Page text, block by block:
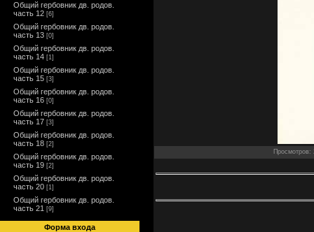
Общий гербовник дв. родов.
часть 12 [6]
Общий гербовник дв. родов.
часть 13 [0]
Общий гербовник дв. родов.
часть 14 [1]
Общий гербовник дв. родов.
часть 15 [3]
Общий гербовник дв. родов.
часть 16 [0]
Общий гербовник дв. родов.
часть 17 [3]
Общий гербовник дв. родов.
часть 18 [2]
Общий гербовник дв. родов.
часть 19 [2]
Общий гербовник дв. родов.
часть 20 [1]
Общий гербовник дв. родов.
часть 21 [9]
Форма входа
Просмотров: